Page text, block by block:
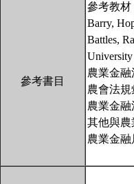
參考書目
參考教材
Barry,
Battles,
University
農業金融
農會法規
農業金融
其他與農
農業金融